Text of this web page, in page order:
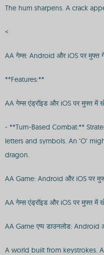
The hum sharpens. A crack
<
AA गेम्स: Android और iOS पर मुफ्त
**Features:**
AA गेम्स एंड्रॉइड और iOS पर मुफ्त में
- **Turn-Based Combat:**
letters and symbols. An ‘O’
dragon.
AA Game: Android और iOS पर
AA गेम्स एंड्रॉइड और iOS पर मुफ्त में
AA Game एप्प डाउनलोड: Android
A world built from keystrokes.